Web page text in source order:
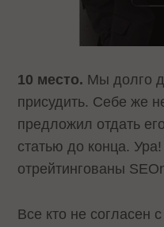
10 место. Мы долго
присудить. Себе же
предложил отдать
статью до конца.
отрейтингованы
Все кто не согласен